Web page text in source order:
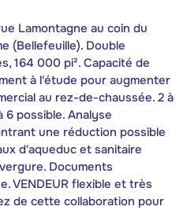
Lamontagne au coin du
(Bellefeuille). Double
164 000 pi². Capacité de
à l'étude pour augmenter
au rez-de-chaussée. 2 à
possible. Analyse
une réduction possible
d'aqueduc et sanitaire
Documents
VENDEUR flexible et très
de cette collaboration pour